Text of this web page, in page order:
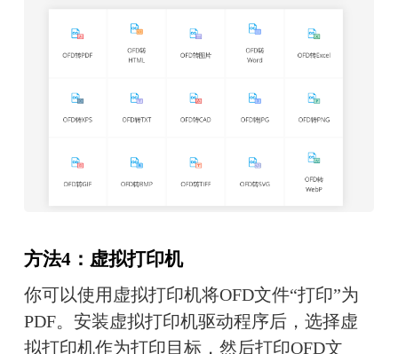
方法4：虚拟打印机
你可以使用虚拟打印机将OFD文件“打印”为
PDF。安装虚拟打印机驱动程序后，选择虚
拟打印机作为打印目标，然后打印OFD文